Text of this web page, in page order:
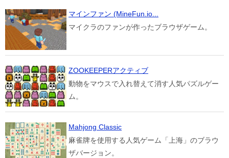
マインファン (MineFun.io...
マイクラのファンが作ったブラウザゲーム。
ZOOKEEPERアクティブ
動物をマウスで入れ替えて消す人気パズルゲー
ム。
Mahjong Classic
麻雀牌を使用する人気ゲーム「上海」のブラウ
ザバージョン。